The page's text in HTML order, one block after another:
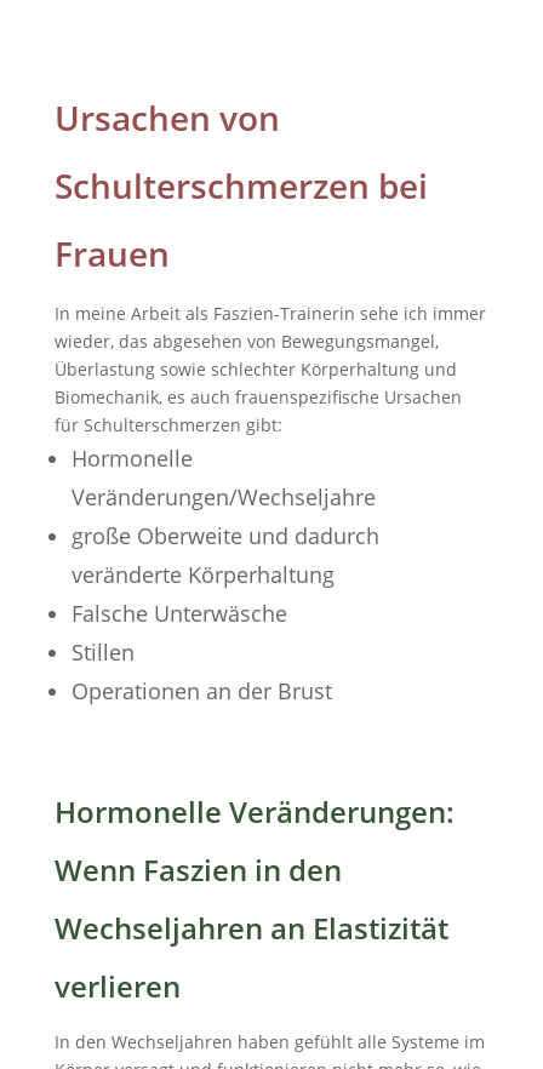
Ursachen von
Schulterschmerzen bei
Frauen
In meine Arbeit als Faszien-Trainerin sehe ich immer
wieder, das abgesehen von Bewegungsmangel,
Überlastung sowie schlechter Körperhaltung und
Biomechanik, es auch frauenspezifische Ursachen
für Schulterschmerzen gibt:
Hormonelle
Veränderungen/Wechseljahre
große Oberweite und dadurch
veränderte Körperhaltung
Falsche Unterwäsche
Stillen
Operationen an der Brust
Hormonelle Veränderungen:
Wenn Faszien in den
Wechseljahren an Elastizität
verlieren
In den Wechseljahren haben gefühlt alle Systeme im